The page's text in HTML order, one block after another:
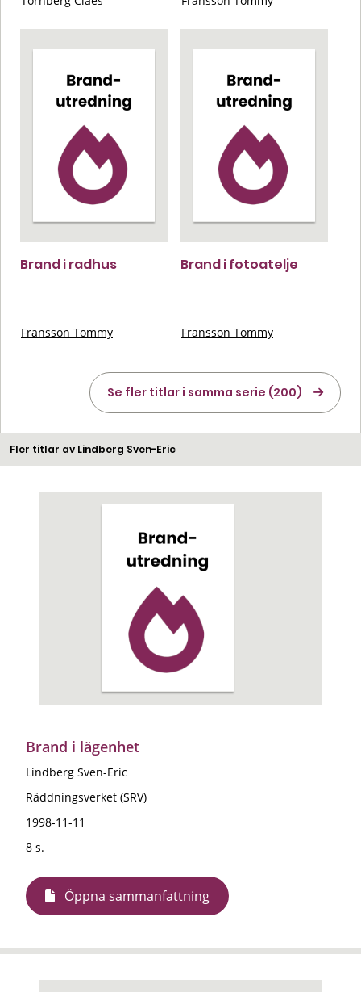
Brand i radhus
Fransson Tommy
Brand i fotoatelje
Fransson Tommy
Se fler titlar i samma serie (200)
Fler titlar av Lindberg Sven-Eric
Brand i lägenhet
Lindberg Sven-Eric
Räddningsverket (SRV)
1998-11-11
8 s.
Öppna sammanfattning